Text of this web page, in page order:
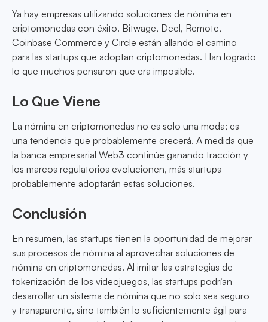
Ya hay empresas utilizando soluciones de nómina en
criptomonedas con éxito. Bitwage, Deel, Remote,
Coinbase Commerce y Circle están allando el camino
para las startups que adoptan criptomonedas. Han logrado
lo que muchos pensaron que era imposible.
Lo Que Viene
La nómina en criptomonedas no es solo una moda; es
una tendencia que probablemente crecerá. A medida que
la banca empresarial Web3 continúe ganando tracción y
los marcos regulatorios evolucionen, más startups
probablemente adoptarán estas soluciones.
Conclusión
En resumen, las startups tienen la oportunidad de mejorar
sus procesos de nómina al aprovechar soluciones de
nómina en criptomonedas. Al imitar las estrategias de
tokenización de los videojuegos, las startups podrían
desarrollar un sistema de nómina que no solo sea seguro
y transparente, sino también lo suficientemente ágil para